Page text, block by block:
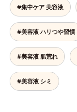
#集中ケア 美容液
#美容液 ハリつや習慣
#美容液 肌荒れ
#美容液 シミ